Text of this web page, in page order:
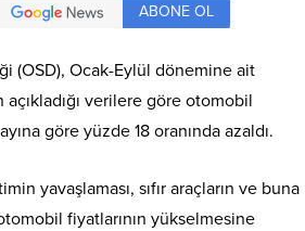
ABONE OL
(OSD), Ocak-Eylül dönemine ait
açıkladığı verilere göre otomobil
göre yüzde 18 oranında azaldı.
yavaşlaması, sıfır araçların ve buna
fiyatlarının yükselmesine